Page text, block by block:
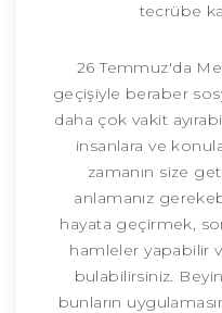
tecrübe
26 Temmuz'da
geçişiyle beraber
daha çok vakit
insanlara ve
zamanın size
anlamanız
hayata geçirmek,
hamleler yapabilir
bulabilirsiniz. Beyin
bunların